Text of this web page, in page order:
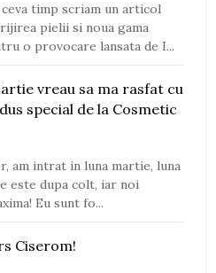
timp scriam un articol
pielii si noua gama
o provocare lansata de I...
vreau sa ma rasfat cu
special de la Cosmetic
am intrat in luna martie, luna
este dupa colt, iar noi
Eu sunt fo...
Ciserom!